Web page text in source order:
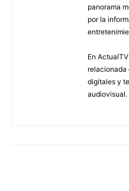
panorama
por la
En
relacionada
digitales y
audiovisual.